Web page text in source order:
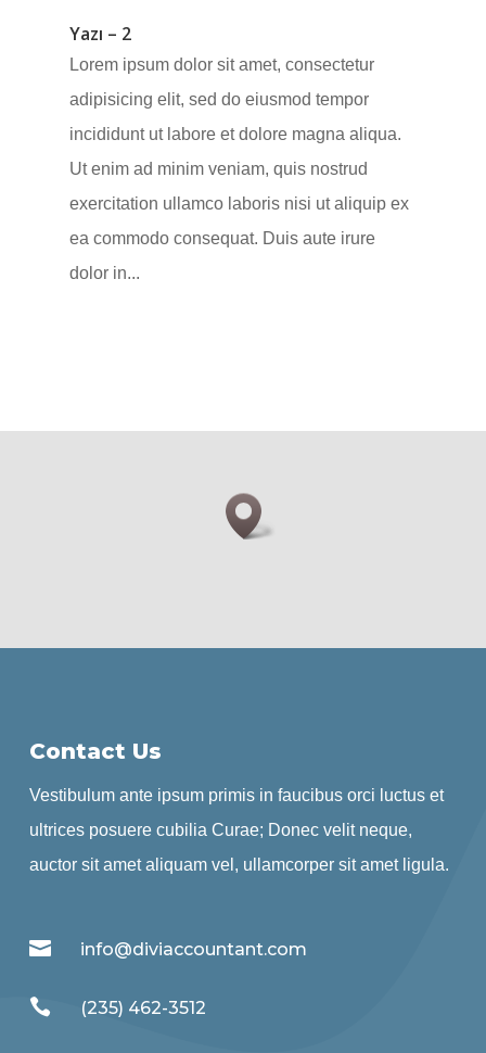
Yazı – 2
Lorem ipsum dolor sit amet, consectetur
adipisicing elit, sed do eiusmod tempor
incididunt ut labore et dolore magna aliqua.
Ut enim ad minim veniam, quis nostrud
exercitation ullamco laboris nisi ut aliquip ex
ea commodo consequat. Duis aute irure
dolor in...
Contact Us
Vestibulum ante ipsum primis in faucibus orci luctus et
ultrices posuere cubilia Curae; Donec velit neque,
auctor sit amet aliquam vel, ullamcorper sit amet ligula.
 info@diviaccountant.com
 (235) 462-3512